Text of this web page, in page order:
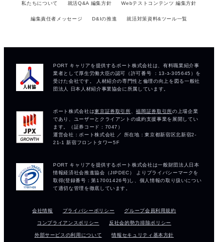
私たちについて 就活Q&A 編集方針 Webテストコンテンツ 編集方針
編集責任者メッセージ D&Iの推進 就活対策資料&ツール一覧
会社情報 プライバシーポリシー グループ会員利用規約
コンプライアンスポリシー 反社会的勢力排除ポリシー
外部サービスの利用について 情報セキュリティ基本方針